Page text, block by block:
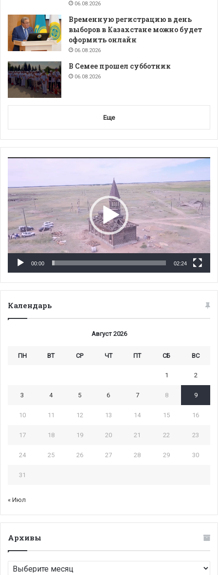
06.08.2026
Временную регистрацию в день
выборов в Казахстане можно будет
оформить онлайн
06.08.2026
В Семее прошел субботник
06.08.2026
Еще
00:00 02:24
Календарь
Август 2026
ПН ВТ СР ЧТ ПТ СБ ВС
1 2
3 4 5 6 7 8 9
10 11 12 13 14 15 16
17 18 19 20 21 22 23
24 25 26 27 28 29 30
31
« Июл
Архивы
Архивы